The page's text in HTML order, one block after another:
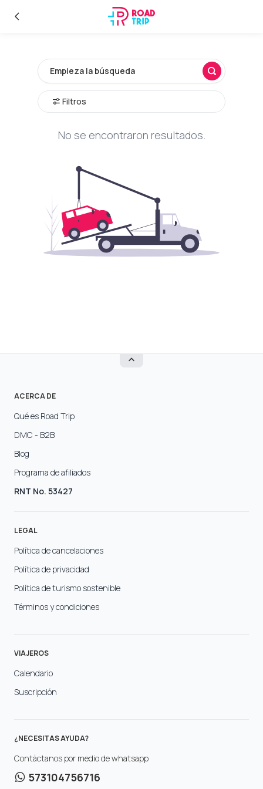
Empieza la búsqueda
Filtros
No se encontraron resultados.
ACERCA DE
Qué es Road Trip
DMC - B2B
Blog
Programa de afiliados
RNT No. 53427
LEGAL
Política de cancelaciones
Política de privacidad
Política de turismo sostenible
Términos y condiciones
VIAJEROS
Calendario
Suscripción
¿NECESITAS AYUDA?
Contáctanos por medio de whatsapp
573104756716